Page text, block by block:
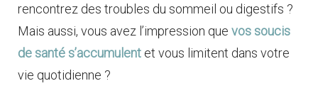
rencontrez des troubles du sommeil ou digestifs ?
Mais aussi, vous avez l’impression que vos soucis
de santé s’accumulent et vous limitent dans votre
vie quotidienne ?